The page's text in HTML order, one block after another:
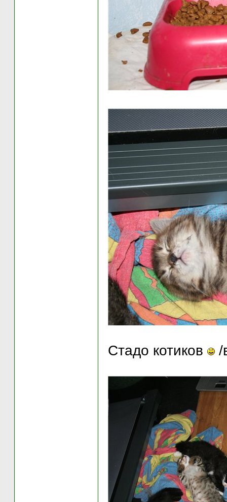
Стадо котиков /